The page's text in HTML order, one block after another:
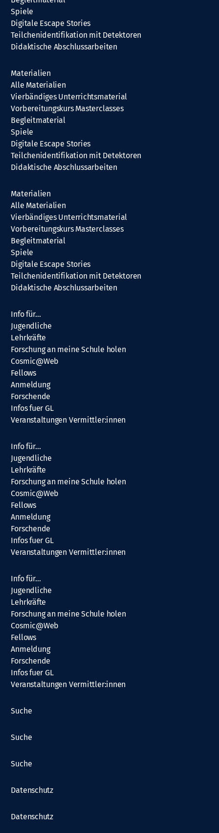
Spiele
Digitale Escape Stories
Teilchenidentifikation mit Detektoren
Didaktische Abschlussarbeiten
Materialien
Alle Materialien
Vierbändiges Unterrichtsmaterial
Vorbereitungskurs Masterclasses
Begleitmaterial
Spiele
Digitale Escape Stories
Teilchenidentifikation mit Detektoren
Didaktische Abschlussarbeiten
Materialien
Alle Materialien
Vierbändiges Unterrichtsmaterial
Vorbereitungskurs Masterclasses
Begleitmaterial
Spiele
Digitale Escape Stories
Teilchenidentifikation mit Detektoren
Didaktische Abschlussarbeiten
Info für…
Jugendliche
Lehrkräfte
Forschung an meine Schule holen
Cosmic@Web
Fellows
Anmeldung
Forschende
Infos fuer GL
Veranstaltungen Vermittler:innen
Info für…
Jugendliche
Lehrkräfte
Forschung an meine Schule holen
Cosmic@Web
Fellows
Anmeldung
Forschende
Infos fuer GL
Veranstaltungen Vermittler:innen
Info für…
Jugendliche
Lehrkräfte
Forschung an meine Schule holen
Cosmic@Web
Fellows
Anmeldung
Forschende
Infos fuer GL
Veranstaltungen Vermittler:innen
Suche
Suche
Suche
Datenschutz
Datenschutz